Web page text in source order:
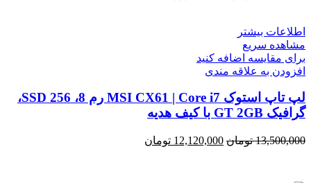
اطلاعات بیشتر
مشاهده سریع
برای مقایسه اضافه کنید
افزودن به علاقه مندی
لپ تاپ استوک MSI CX61 | Core i7 رم 8، SSD 256،
گرافیک GT 2GB با کیف هدیه
13,500,000 تومان قیمت
12,120,000 تومان